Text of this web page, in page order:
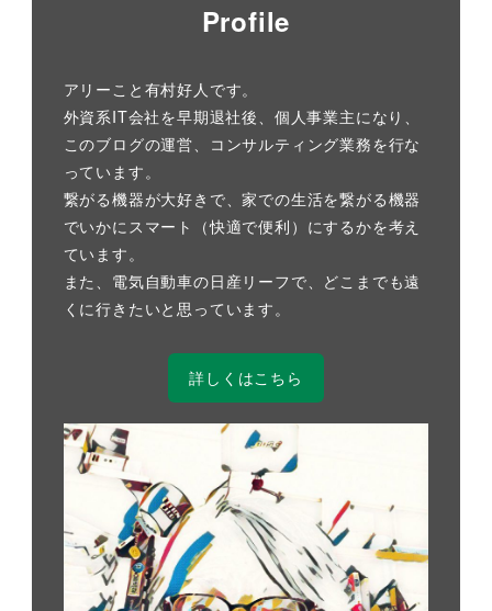
Profile
アリーこと有村好人です。
外資系IT会社を早期退社後、個人事業主になり、
このブログの運営、コンサルティング業務を行な
っています。
繋がる機器が大好きで、家での生活を繋がる機器
でいかにスマート（快適で便利）にするかを考え
ています。
また、電気自動車の日産リーフで、どこまでも遠
くに行きたいと思っています。
詳しくはこちら